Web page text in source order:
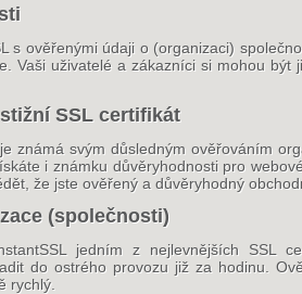
s ověřenými údaji o (organizaci)
Vaši uživatelé a zákazníci si mohou
SSL certifikát
známá svým důsledným ověřováním
i známku důvěryhodnosti pro
že jste ověřený a důvěryhodný
(společnosti)
jedním z nejlevnějších SSL
do ostrého provozu již za hodinu.
rychlý.